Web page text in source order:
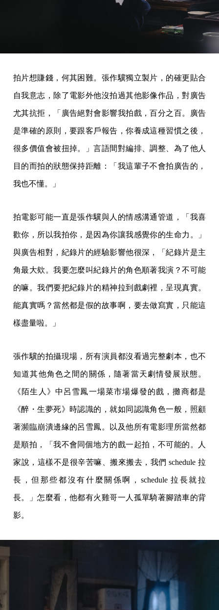
拍片想賺錢，何其困難。張作驥獨立製片，的確更貼合
自我意志，除了電影外他沒拍過其他影像作品，對廣告
尤其抗拒，「廣告絕對會影響我拍戲，百分之百。廣告
是準確的原則，要跟客戶報告，你養成這種習慣之後，
很多價值會被扭掉。」言語間對編排、調整、為了他人
目的而拍的狀態保持距離：「我這輩子不會拍廣告的，
我也不懂。」
拍電影可能一直是張作驥與人的情感溝通管道，「我喜
歡你，所以我拍你，是因為你讓我感覺你的生命力。」
與廣告相對，紀錄片的經驗影響他很深，「紀錄片是主
角最大欸。我要怎麼叫紀錄片的角色順著我演？不可能
的嘛。我們要把紀錄片的精神拉到戲劇裡，呈現真實。
能真實嗎？當然都是假的故事啊，要去做寫實，只能這
樣盡量啦。」
張作驥的拍攝現場，所有演員都沒看過完整劇本，也不
知道其他角色之間的關係，隨著當天劇情發展狀態。
《陌生人》中呂雪鳳一場菜市場爆發的戲，攤商都是
《醉・生夢死》時認識的，就如同認識角色一般，照顧
著瀕臨崩潰邊緣的呂雪鳳。以及他所有電影理所當然都
是順拍，「我不會同個地方的戲一起拍，不可能的。人
家說，這樣不是很辛苦嘛、搬來搬去，我們 schedule 拉
長，但那些都沒有什麼關係啊，schedule 拉長就拉
長。」怎麼看，他都有火雞哥一人孤單騎著腳踏車的背
影。